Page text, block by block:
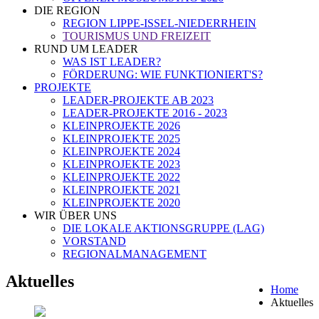
DIE REGION
REGION LIPPE-ISSEL-NIEDERRHEIN
TOURISMUS UND FREIZEIT
RUND UM LEADER
WAS IST LEADER?
FÖRDERUNG: WIE FUNKTIONIERT'S?
PROJEKTE
LEADER-PROJEKTE AB 2023
LEADER-PROJEKTE 2016 - 2023
KLEINPROJEKTE 2026
KLEINPROJEKTE 2025
KLEINPROJEKTE 2024
KLEINPROJEKTE 2023
KLEINPROJEKTE 2022
KLEINPROJEKTE 2021
KLEINPROJEKTE 2020
WIR ÜBER UNS
DIE LOKALE AKTIONSGRUPPE (LAG)
VORSTAND
REGIONALMANAGEMENT
Home
Aktuelles
Aktuelles